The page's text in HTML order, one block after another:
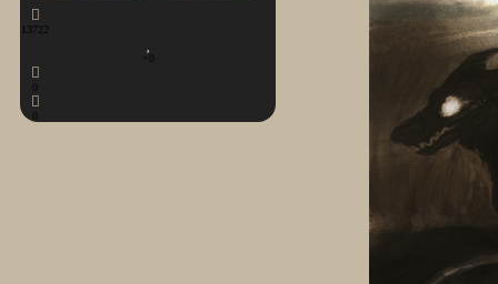
13722
+0